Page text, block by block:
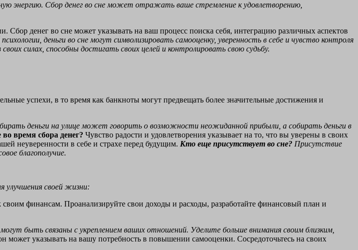
энергию. Сбор денег во сне может отражать ваше стремление к удовлетворению,
Сбор денег во сне может указывать на ваш процесс поиска себя, интеграцию различных аспектов
деньги во сне могут символизировать самооценку, уверенность в себе и чувство контроля
силах, способны достигать своих целей и контролировать свою судьбу.
успехи, в то время как банкноты могут предвещать более значительные достижения и
деньги на улице может говорить о возможности неожиданной прибыли, а собирать деньги в
время сбора денег? Чувство радости и удовлетворения указывает на то, что вы уверены в своих
неуверенности в себе и страхе перед будущим. Кто еще присутствует во сне? Присутствие
благополучие.
улучшения своей жизни:
финансам. Проанализируйте свои доходы и расходы, разработайте финансовый план и
быть связаны с укреплением ваших отношений. Уделите больше внимания своим близким,
может указывать на вашу потребность в повышении самооценки. Сосредоточьтесь на своих